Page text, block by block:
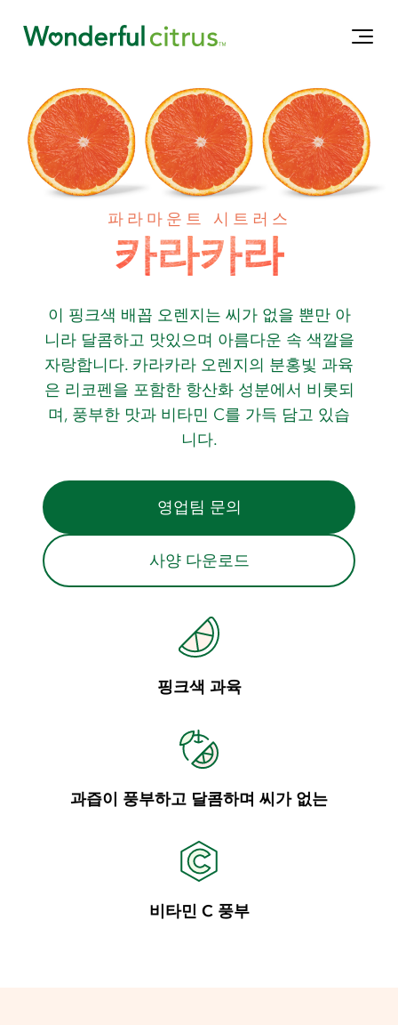
파라마운트 시트러스
카라카라
이 핑크색 배꼽 오렌지는 씨가 없을 뿐만 아
니라 달콤하고 맛있으며 아름다운 속 색깔을
자랑합니다. 카라카라 오렌지의 분홍빛 과육
은 리코펜을 포함한 항산화 성분에서 비롯되
며, 풍부한 맛과 비타민 C를 가득 담고 있습
니다.
영업팀 문의
사양 다운로드
핑크색 과육
과즙이 풍부하고 달콤하며 씨가 없는
비타민 C 풍부